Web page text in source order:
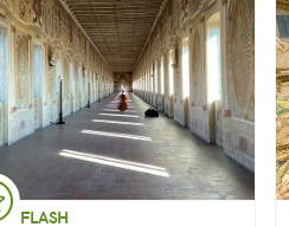
FLASH